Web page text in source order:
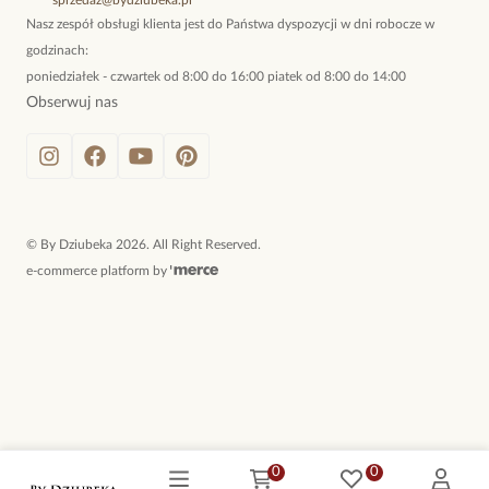
zachwyca uniwersalnością i elegancją. Bez względu na okazję, delikatne
wzory inspirowane naturą dodają wdzięku i podkreślają indywidualny styl.
Każdy element kolekcji biżuterii miłorzębu japońskiego wykonany jest z
na lata. Piękno tkwi w detalach – delikatne wykończenia i starannie
Nasz zespół obsługi klienta jest do Państwa dyspozycji w dni robocze w
godzinach:
poniedziałek - czwartek od 8:00 do 16:00 piatek od 8:00 do 14:00
Obserwuj nas
© By Dziubeka 2026. All Right Reserved.
e-commerce platform by
0 0